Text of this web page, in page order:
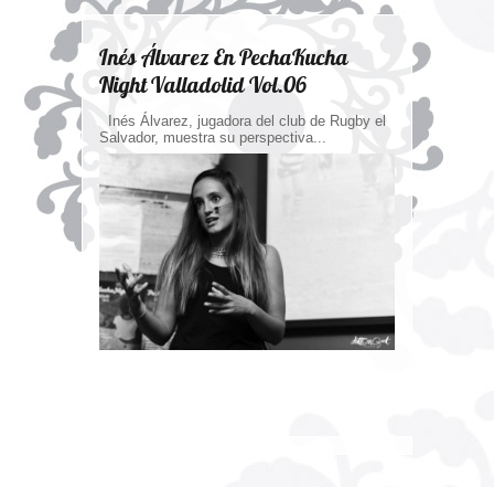
Inés Álvarez En PechaKucha
Night Valladolid Vol.06
Inés Álvarez, jugadora del club de Rugby el
Salvador, muestra su perspectiva...